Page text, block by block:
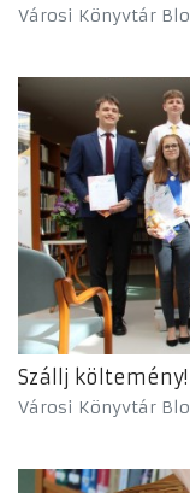
Városi Könyvtár
Szállj költemény!
Városi Könyvtár